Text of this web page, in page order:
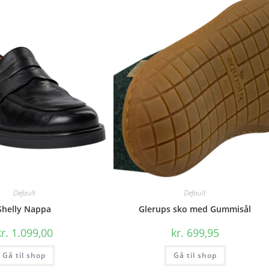
Default
Nappa
1.099,00
Gå til shop
Default
Glerups sko med Gummisål
kr. 699,95
Gå til shop